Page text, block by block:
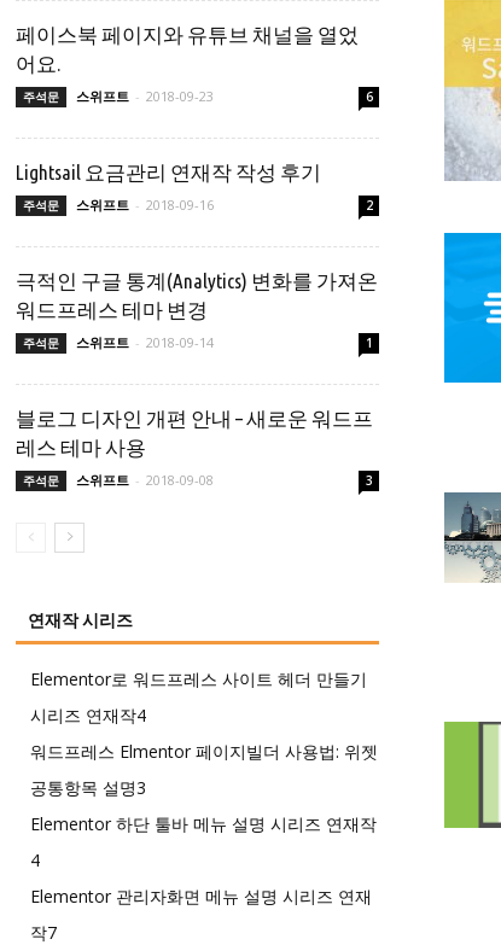
페이스북 페이지와 유튜브 채널을 열었
어요.
주석문 스위프트 - 2018-09-23 6
Lightsail 요금관리 연재작 작성 후기
주석문 스위프트 - 2018-09-16 2
극적인 구글 통계(Analytics) 변화를 가져온
워드프레스 테마 변경
주석문 스위프트 - 2018-09-14 1
블로그 디자인 개편 안내 – 새로운 워드프
레스 테마 사용
주석문 스위프트 - 2018-09-08 3
연재작 시리즈
Elementor로 워드프레스 사이트 헤더 만들기
시리즈 연재작4
워드프레스 Elmentor 페이지빌더 사용법: 위젯
공통항목 설명3
Elementor 하단 툴바 메뉴 설명 시리즈 연재작
4
Elementor 관리자화면 메뉴 설명 시리즈 연재
작7